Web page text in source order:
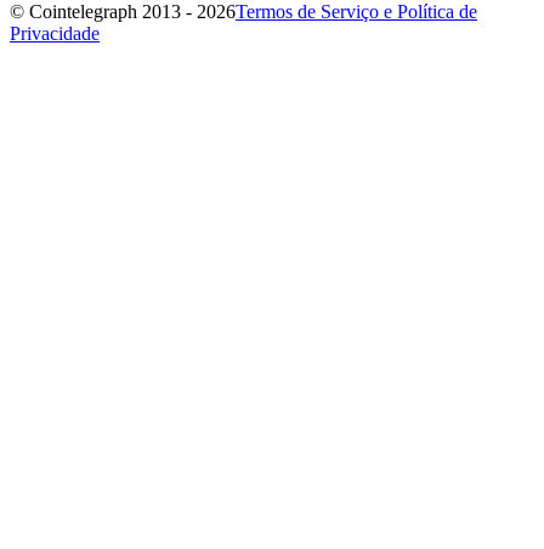
© Cointelegraph 2013 - 2026Termos de Serviço e Política de
Privacidade